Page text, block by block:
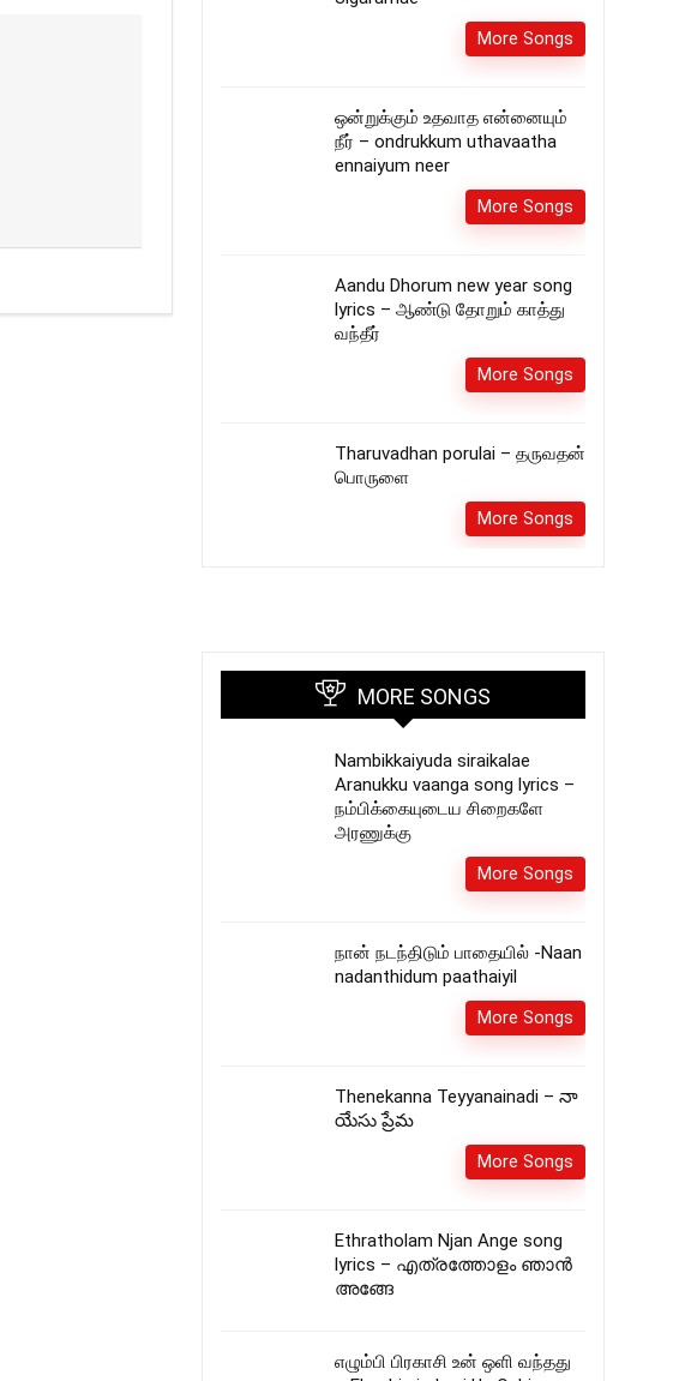
More Songs
ஒன்றுக்கும் உதவாத என்னையும்
நீர் – ondrukkum uthavaatha
ennaiyum neer
More Songs
Aandu Dhorum new year song
lyrics – ஆண்டு தோறும் காத்து
வந்தீர்
More Songs
Tharuvadhan porulai – தருவதன்
பொருளை
More Songs
MORE SONGS
Nambikkaiyuda siraikalae
Aranukku vaanga song lyrics –
நம்பிக்கையுடைய சிறைகளே
அரணுக்கு
More Songs
நான் நடந்திடும் பாதையில் -Naan
nadanthidum paathaiyil
More Songs
Thenekanna Teyyanainadi – నా
యేసు ప్రేమ
More Songs
Ethratholam Njan Ange song
lyrics – എത്രത്തോളം ഞാൻ
അങ്ങേ
எழும்பி பிரகாசி உன் ஒளி வந்தது